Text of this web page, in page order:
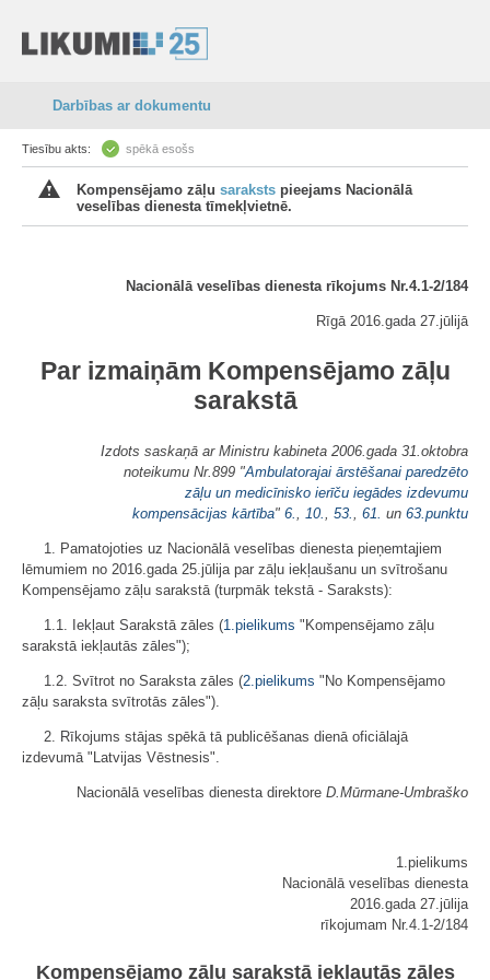
Darbības ar dokumentu
Tiesību akts: spēkā esošs
Kompensējamo zāļu saraksts pieejams Nacionālā
veselības dienesta tīmekļvietnē.
Nacionālā veselības dienesta rīkojums Nr.4.1-2/184
Rīgā 2016.gada 27.jūlijā
Par izmaiņām Kompensējamo zāļu
sarakstā
Izdots saskaņā ar Ministru kabineta 2006.gada 31.oktobra
noteikumu Nr.899 "Ambulatorajai ārstēšanai paredzēto
zāļu un medicīnisko ierīču iegādes izdevumu
kompensācijas kārtība" 6., 10., 53., 61. un 63.punktu
1. Pamatojoties uz Nacionālā veselības dienesta pieņemtajiem
lēmumiem no 2016.gada 25.jūlija par zāļu iekļaušanu un svītrošanu
Kompensējamo zāļu sarakstā (turpmāk tekstā - Saraksts):
1.1. Iekļaut Sarakstā zāles (1.pielikums "Kompensējamo zāļu
sarakstā iekļautās zāles");
1.2. Svītrot no Saraksta zāles (2.pielikums "No Kompensējamo
zāļu saraksta svītrotās zāles").
2. Rīkojums stājas spēkā tā publicēšanas dienā oficiālajā
izdevumā "Latvijas Vēstnesis".
Nacionālā veselības dienesta direktore D.Mūrmane-Umbraško
1.pielikums
Nacionālā veselības dienesta
2016.gada 27.jūlija
rīkojumam Nr.4.1-2/184
Kompensējamo zāļu sarakstā iekļautās zāles